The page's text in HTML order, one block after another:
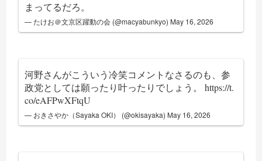
まってるだろ。
— たけお＠文京区躍動の会 (@macyabunkyo) May 16, 2026
河野さんがこういう冷笑コメントなさるのも、参
政党としては願ったり叶ったりでしょう。https://t.
co/eAFPwXFtqU
— おきさやか（Sayaka OKI） (@okisayaka) May 16, 2026